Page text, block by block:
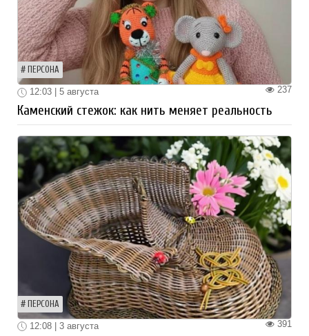
ПЕРСОНА
237
12:03 | 5 августа
Каменский стежок: как нить меняет реальность
ПЕРСОНА
391
12:08 | 3 августа